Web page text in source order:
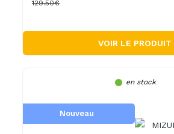
129.50€
VOIR LE PRODUIT
en stock
Nouveau